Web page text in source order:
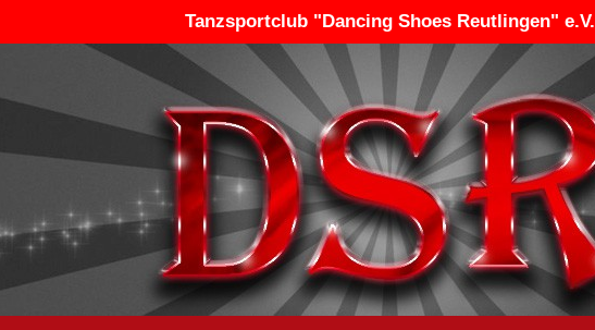
Tanzsportclub "Dancing Shoes Reutlingen" e.V.